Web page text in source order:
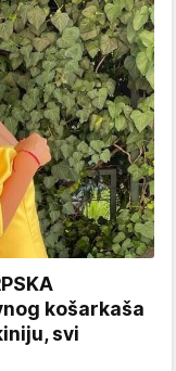
košarkaša
svi